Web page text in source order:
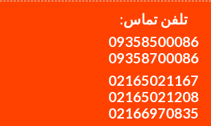
تلفن تماس:
09358500086
09358700086
02165021167
02165021208
02166970835